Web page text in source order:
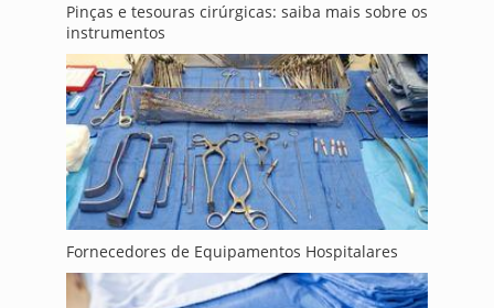
Pinças e tesouras cirúrgicas: saiba mais sobre os
instrumentos
Fornecedores de Equipamentos Hospitalares